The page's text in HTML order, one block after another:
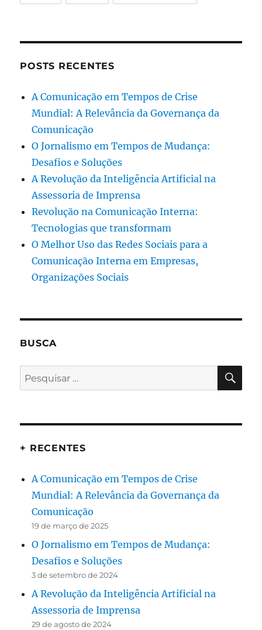
POSTS RECENTES
A Comunicação em Tempos de Crise
Mundial: A Relevância da Governança da
Comunicação
O Jornalismo em Tempos de Mudança:
Desafios e Soluções
A Revolução da Inteligência Artificial na
Assessoria de Imprensa
Revolução na Comunicação Interna:
Tecnologias que transformam
O Melhor Uso das Redes Sociais para a
Comunicação Interna em Empresas,
Organizações Sociais
BUSCA
Pesquisar
por:
+ RECENTES
A Comunicação em Tempos de Crise
Mundial: A Relevância da Governança da
Comunicação
19 de março de 2025
O Jornalismo em Tempos de Mudança:
Desafios e Soluções
3 de setembro de 2024
A Revolução da Inteligência Artificial na
Assessoria de Imprensa
29 de agosto de 2024